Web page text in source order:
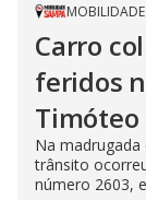
Carro
feridos
Timóteo
Na
trânsito
número 2603,